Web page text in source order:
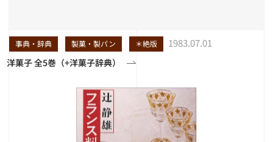
事典・辞典 製菓・製パン ＊絶版 1983.07.01
洋菓子 全5巻（+洋菓子辞典）